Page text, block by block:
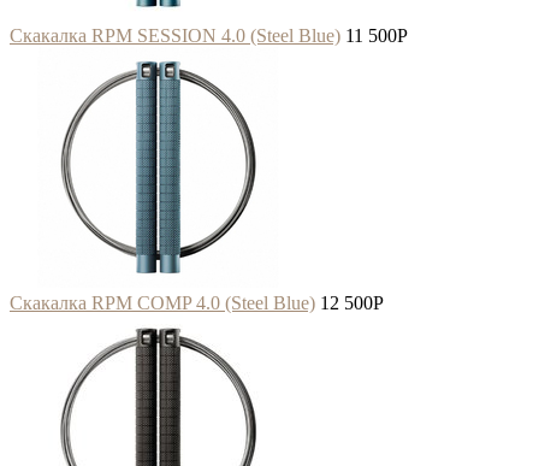
Скакалка RPM SESSION 4.0 (Steel Blue) 11 500P
Скакалка RPM COMP 4.0 (Steel Blue) 12 500P